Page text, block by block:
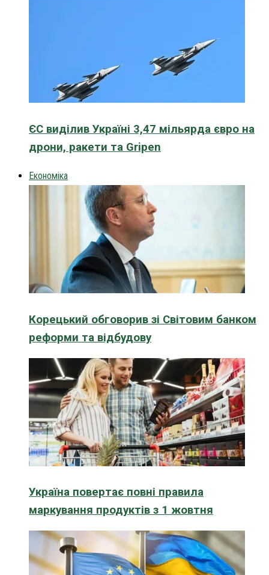
ЄС виділив Україні 3,47 мільярда євро на
дрони, ракети та Gripen
Економіка
Корецький обговорив зі Світовим банком
реформи та відбудову
Україна повертає повні правила
маркування продуктів з 1 жовтня